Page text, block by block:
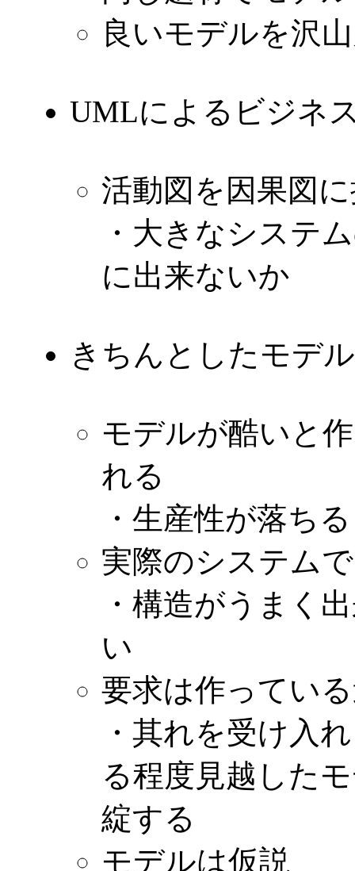
良いモデルを沢
UMLによるビジネ
活動図を因果図
・大きなシステ
に出来ないか
きちんとしたモデ
モデルが酷いと
れる
・生産性が落ちる
実際のシステム
・構造がうまく
い
要求は作ってい
・其れを受け入
る程度見越した
綻する
モデルは仮説